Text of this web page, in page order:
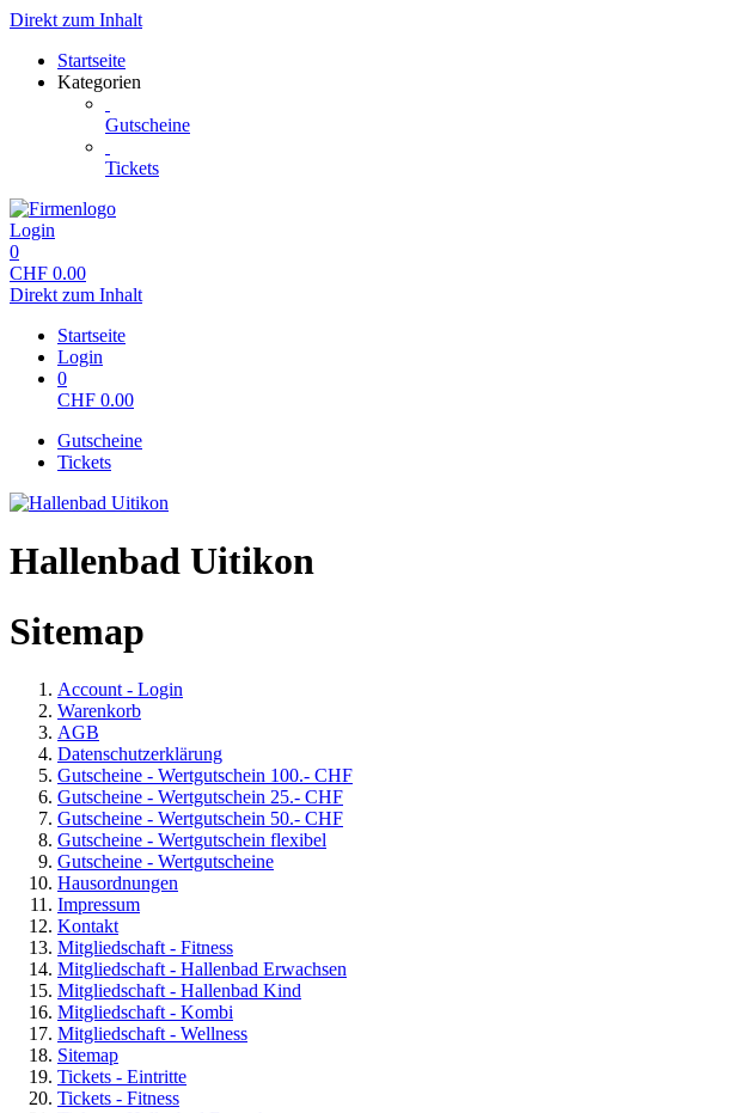
Direkt zum Inhalt
Startseite
Kategorien
Gutscheine
Tickets
Login
0
CHF 0.00
Direkt zum Inhalt
Startseite
Login
0
CHF 0.00
Gutscheine
Tickets
Hallenbad Uitikon
Sitemap
Account - Login
Warenkorb
AGB
Datenschutzerklärung
Gutscheine - Wertgutschein 100.- CHF
Gutscheine - Wertgutschein 25.- CHF
Gutscheine - Wertgutschein 50.- CHF
Gutscheine - Wertgutschein flexibel
Gutscheine - Wertgutscheine
Hausordnungen
Impressum
Kontakt
Mitgliedschaft - Fitness
Mitgliedschaft - Hallenbad Erwachsen
Mitgliedschaft - Hallenbad Kind
Mitgliedschaft - Kombi
Mitgliedschaft - Wellness
Sitemap
Tickets - Eintritte
Tickets - Fitness